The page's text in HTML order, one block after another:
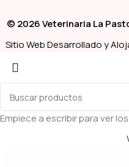
© 2026 Veterinaria La
Sitio Web Desarrollado y
Empiece a escribir para ver